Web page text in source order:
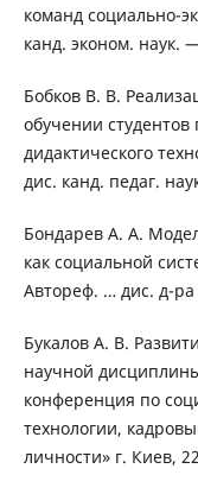
команд социально-
канд. эконом. наук.
Бобков В. В.
обучении
дидактического
дис. канд. педаг.
Бондарев А. А.
как социальной
Автореф. … дис. д-
Букалов А. В.
научной
конференция по
технологии,
личности» г. Киев,